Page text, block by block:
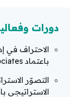
دورات
الاحتراف في
باعتماد BPTrends Associates
التصوّر
الاستراتيجي